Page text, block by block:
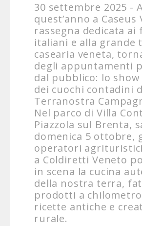
30 settembre 2025 -
quest’anno a Caseus
rassegna dedicata ai
italiani e alla grande
casearia veneta,
degli appuntamenti
dal pubblico: lo
dei cuochi contadini
Terranostra
Nel parco di Villa
Piazzola sul Brenta,
domenica 5 ottobre,
operatori
a Coldiretti Veneto
in scena la cucina
della nostra terra,
prodotti a
ricette antiche e
rurale.